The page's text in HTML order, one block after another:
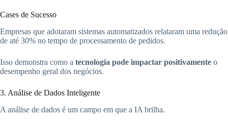
Cases de Sucesso
Empresas que adotaram sistemas automatizados relataram uma redução
de até 30% no tempo de processamento de pedidos.
Isso demonstra como a tecnologia pode impactar positivamente o
desempenho geral dos negócios.
3. Análise de Dados Inteligente
A análise de dados é um campo em que a IA brilha.